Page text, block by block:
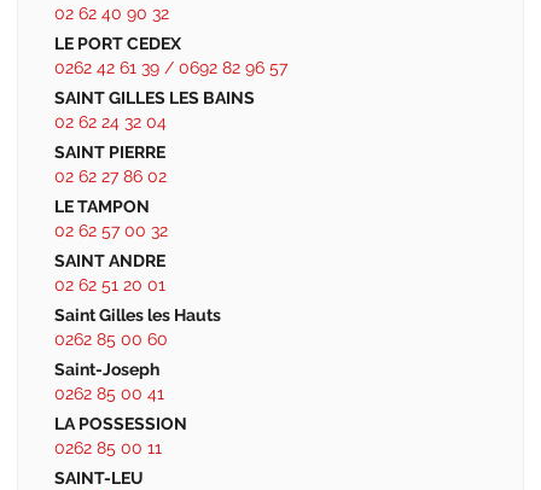
02 62 40 90 32
LE PORT CEDEX
0262 42 61 39 / 0692 82 96 57
SAINT GILLES LES BAINS
02 62 24 32 04
SAINT PIERRE
02 62 27 86 02
LE TAMPON
02 62 57 00 32
SAINT ANDRE
02 62 51 20 01
Saint Gilles les Hauts
0262 85 00 60
Saint-Joseph
0262 85 00 41
LA POSSESSION
0262 85 00 11
SAINT-LEU